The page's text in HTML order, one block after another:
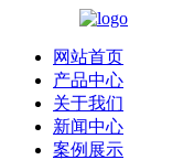
网站首页
产品中心
关于我们
新闻中心
案例展示